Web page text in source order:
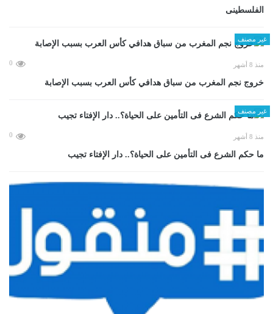
الفلسطينى
غير مصنف
منذ 8 أشهر 0
خروج نجم المغرب من سباق هدافي كأس العرب بسبب الإصابة
غير مصنف
منذ 8 أشهر 0
ما حكم الشرع فى التأمين على الحياة؟.. دار الإفتاء تجيب